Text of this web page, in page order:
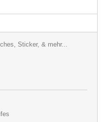
Sticker, & mehr...